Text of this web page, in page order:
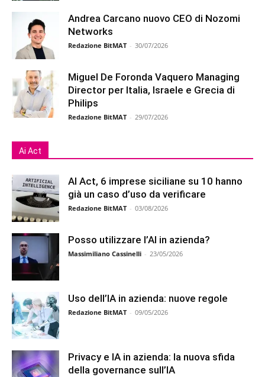
Andrea Carcano nuovo CEO di Nozomi
Networks
Redazione BitMAT - 30/07/2026
Miguel De Foronda Vaquero Managing
Director per Italia, Israele e Grecia di
Philips
Redazione BitMAT - 29/07/2026
Ai Act
AI Act, 6 imprese siciliane su 10 hanno
già un caso d’uso da verificare
Redazione BitMAT - 03/08/2026
Posso utilizzare l’AI in azienda?
Massimiliano Cassinelli - 23/05/2026
Uso dell’IA in azienda: nuove regole
Redazione BitMAT - 09/05/2026
Privacy e IA in azienda: la nuova sfida
della governance sull’IA